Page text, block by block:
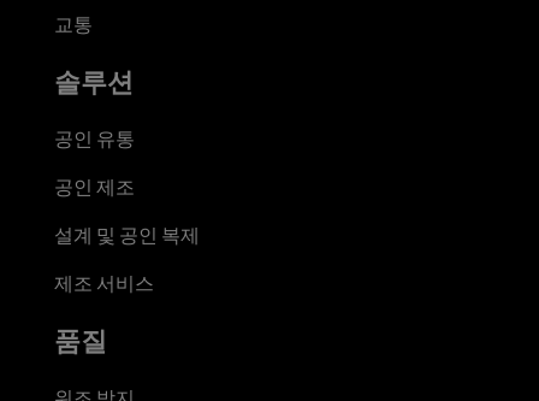
교통
솔루션
공인 유통
공인 제조
설계 및 공인 복제
제조 서비스
품질